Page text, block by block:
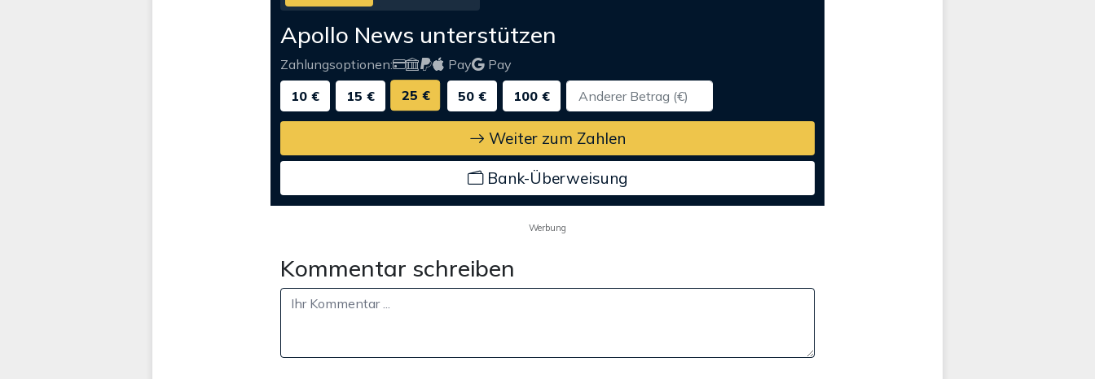
Apollo News unterstützen
Zahlungsoptionen: Pay
Pay
10 €
15 € 25 € 50 € 100 €
Weiter zum Zahlen
Bank-Überweisung
Werbung
Kommentar schreiben